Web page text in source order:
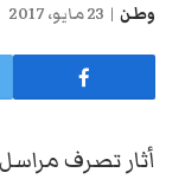
وطن 23 مايو، 2017
أثار تصرف مراسل